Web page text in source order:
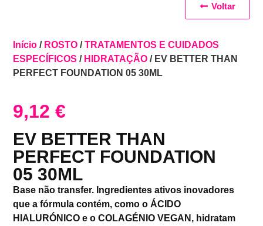
Início / ROSTO /TRATAMENTOS E CUIDADOS
ESPECÍFICOS / HIDRATAÇÃO / EV BETTER THAN
PERFECT FOUNDATION 05 30ML
9,12€
EV BETTER THAN
PERFECT FOUNDATION
05 30ML
Base não transfer. Ingredientes ativos inovadores
que a fórmula contém, como o ÁCIDO
HIALURÓNICO e o COLAGÉNIO VEGAN, hidratam
Voltar